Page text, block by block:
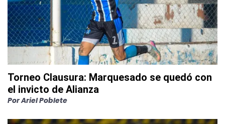
Torneo Clausura: Marquesado se quedó con
el invicto de Alianza
PorAriel Poblete